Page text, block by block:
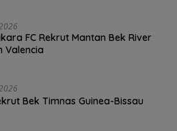
FC Rekrut Mantan Bek River
Valencia
Bek Timnas Guinea-Bissau